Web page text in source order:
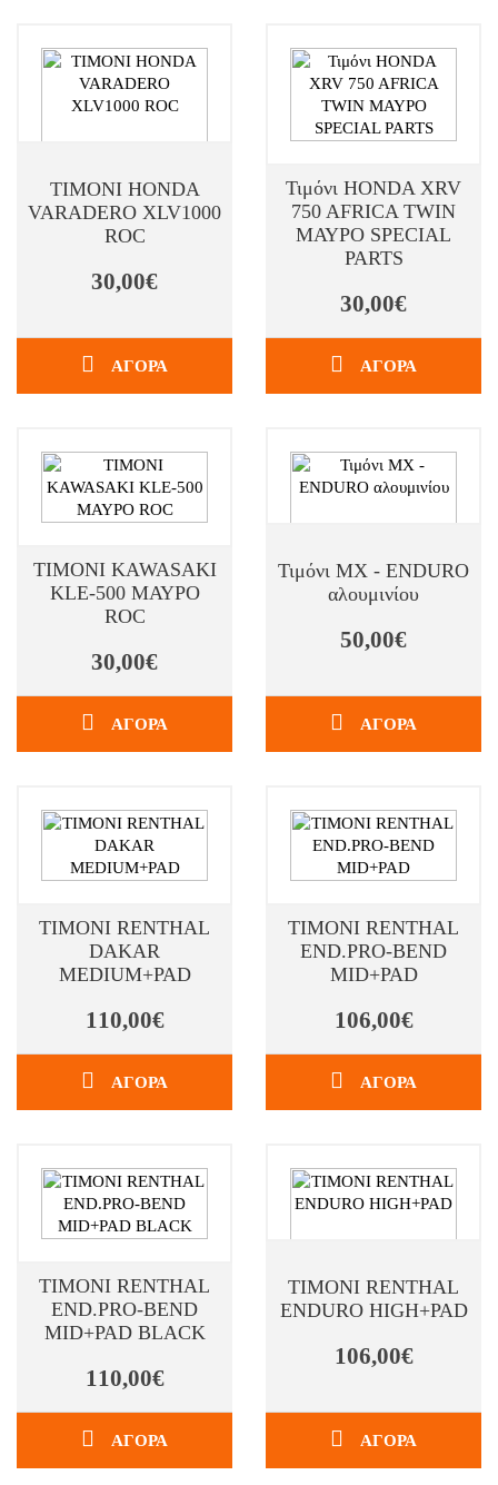
ΤΙΜΟΝΙ HONDA
VARADERO XLV1000
ROC
30,00€
ΑΓΟΡΑ
Τιμόνι HONDA XRV
750 AFRICA TWIN
ΜΑΥΡΟ SPECIAL
PARTS
30,00€
ΑΓΟΡΑ
ΤΙΜΟΝΙ KAWASAKI
KLE-500 ΜΑΥΡΟ
ROC
30,00€
ΑΓΟΡΑ
Τιμόνι MX - ENDURO
αλουμινίου
50,00€
ΑΓΟΡΑ
ΤΙΜΟΝΙ RENTHAL
DAKAR
MEDIUM+PAD
110,00€
ΑΓΟΡΑ
ΤΙΜΟΝΙ RENTHAL
END.PRO-BEND
MID+PAD
106,00€
ΑΓΟΡΑ
ΤΙΜΟΝΙ RENTHAL
END.PRO-BEND
MID+PAD BLACK
110,00€
ΑΓΟΡΑ
ΤΙΜΟΝΙ RENTHAL
ENDURO HIGH+PAD
106,00€
ΑΓΟΡΑ